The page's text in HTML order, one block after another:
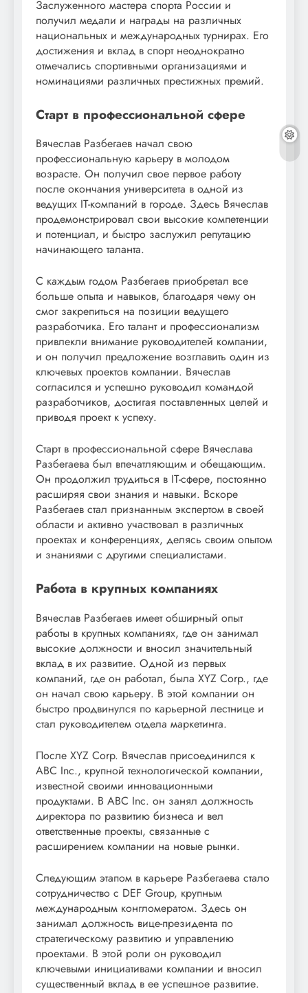
Заслуженного мастера спорта России и
получил медали и награды на различных
национальных и международных турнирах. Его
достижения и вклад в спорт неоднократно
отмечались спортивными организациями и
номинациями различных престижных премий.
Старт в профессиональной сфере
Вячеслав Разбегаев начал свою
профессиональную карьеру в молодом
возрасте. Он получил свое первое работу
после окончания университета в одной из
ведущих IT-компаний в городе. Здесь Вячеслав
продемонстрировал свои высокие компетенции
и потенциал, и быстро заслужил репутацию
начинающего таланта.
С каждым годом Разбегаев приобретал все
больше опыта и навыков, благодаря чему он
смог закрепиться на позиции ведущего
разработчика. Его талант и профессионализм
привлекли внимание руководителей компании,
и он получил предложение возглавить один из
ключевых проектов компании. Вячеслав
согласился и успешно руководил командой
разработчиков, достигая поставленных целей и
приводя проект к успеху.
Старт в профессиональной сфере Вячеслава
Разбегаева был впечатляющим и обещающим.
Он продолжил трудиться в IT-сфере, постоянно
расширяя свои знания и навыки. Вскоре
Разбегаев стал признанным экспертом в своей
области и активно участвовал в различных
проектах и конференциях, делясь своим опытом
и знаниями с другими специалистами.
Работа в крупных компаниях
Вячеслав Разбегаев имеет обширный опыт
работы в крупных компаниях, где он занимал
высокие должности и вносил значительный
вклад в их развитие. Одной из первых
компаний, где он работал, была XYZ Corp., где
он начал свою карьеру. В этой компании он
быстро продвинулся по карьерной лестнице и
стал руководителем отдела маркетинга.
После XYZ Corp. Вячеслав присоединился к
ABC Inc., крупной технологической компании,
известной своими инновационными
продуктами. В ABC Inc. он занял должность
директора по развитию бизнеса и вел
ответственные проекты, связанные с
расширением компании на новые рынки.
Следующим этапом в карьере Разбегаева стало
сотрудничество с DEF Group, крупным
международным конгломератом. Здесь он
занимал должность вице-президента по
стратегическому развитию и управлению
проектами. В этой роли он руководил
ключевыми инициативами компании и вносил
существенный вклад в ее успешное развитие.